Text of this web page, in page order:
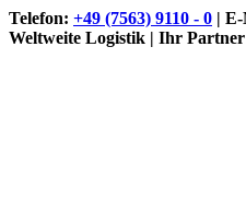
Telefon: +49 (7563) 9110 - 0 |
Weltweite Logistik | Ihr